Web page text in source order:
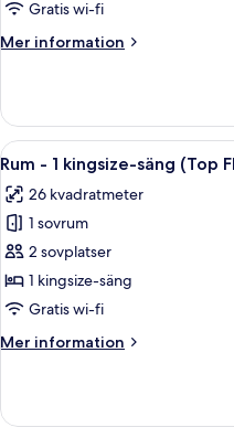
Family
Four
Gratis wi-fi
Mer information
Mer
Four
Room
Öppna
alla
foton
för
Rum
-
1
säng
6
Rum - 1 kingsize-säng (Top
26 kvadratmeter
1 sovrum
2 sovplatser
1 kingsize-säng
Gratis wi-fi
Mer information
Mer
-